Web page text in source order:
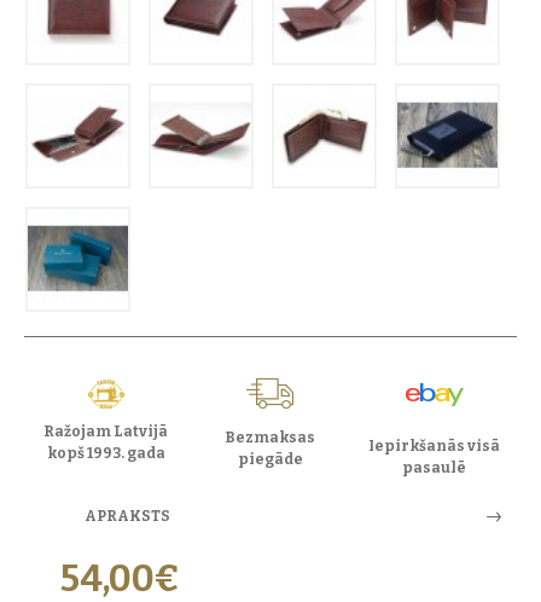
Ražojam Latvijā
kopš 1993. gada
Bezmaksas
piegāde
Iepirkšanās visā
pasaulē
APRAKSTS
54,00€